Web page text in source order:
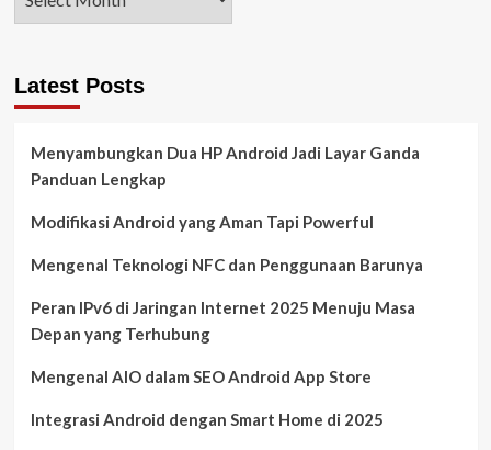
Latest Posts
Menyambungkan Dua HP Android Jadi Layar Ganda
Panduan Lengkap
Modifikasi Android yang Aman Tapi Powerful
Mengenal Teknologi NFC dan Penggunaan Barunya
Peran IPv6 di Jaringan Internet 2025 Menuju Masa
Depan yang Terhubung
Mengenal AIO dalam SEO Android App Store
Integrasi Android dengan Smart Home di 2025